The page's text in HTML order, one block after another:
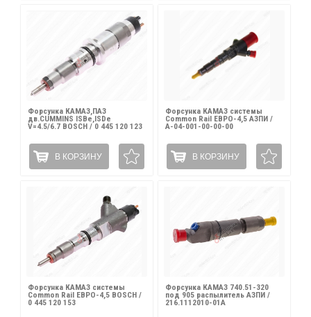
Форсунка КАМАЗ,ПАЗ
дв.CUMMINS ISBe,ISDe
V=4.5/6.7 BOSCH / 0 445 120 123
В КОРЗИНУ
Форсунка КАМАЗ системы
Common Rail ЕВРО-4,5 АЗПИ /
А-04-001-00-00-00
В КОРЗИНУ
Форсунка КАМАЗ системы
Common Rail ЕВРО-4,5 BOSCH /
0 445 120 153
Форсунка КАМАЗ 740.51-320
под 905 распылитель АЗПИ /
216.1112010-01А